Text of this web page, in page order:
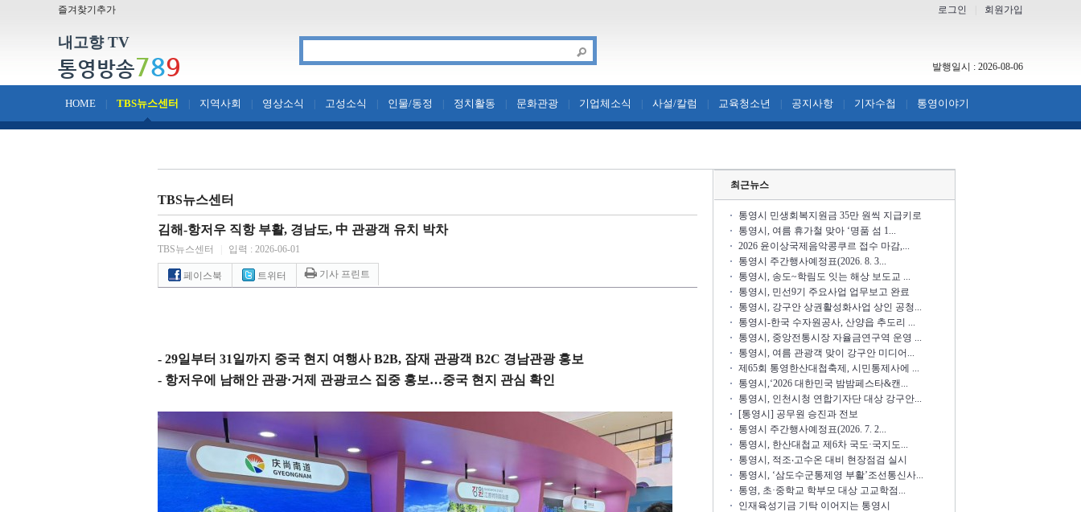
즐겨찾기추가 로그인 회원가입
내고향 TV
통영방송789 발행일시 : 2026-08-06
HOME TBS뉴스센터 지역사회 영상소식 고성소식 인물/동정 정치활동 문화관광 기업체소식 사설/칼럼 교육청소년 공지사항 기자수첩 통영이야기
TBS뉴스센터
김해-항저우 직항 부활, 경남도, 中 관광객 유치 박차
TBS뉴스센터 입력 : 2026-06-01
페이스북 트위터 기사 프린트
- 29일부터 31일까지 중국 현지 여행사B2B, 잠재 관광객 B2C 경남관광 홍보
- 항저우에 남해안 관광·거제 관광코스 집중 홍보…중국 현지 관심 확인
최근뉴스
통영시 민생회복지원금 35만 원씩 지급키로
통영시, 여름 휴가철 맞아 ‘명품 섬 1...
2026 윤이상국제음악콩쿠르 접수 마감,...
통영시 주간행사예정표(2026. 8. 3...
통영시, 송도~학림도 잇는 해상 보도교 ...
통영시, 민선9기 주요사업 업무보고 완료
통영시, 강구안 상권활성화사업 상인 공청...
통영시-한국 수자원공사, 산양읍 추도리 ...
통영시, 중앙전통시장 자율금연구역 운영 ...
통영시, 여름 관광객 맞이 강구안 미디어...
제65회 통영한산대첩축제, 시민통제사에 ...
통영시,‘2026 대한민국 밤밤페스타&캔...
통영시, 인천시청 연합기자단 대상 강구안...
[통영시] 공무원 승진과 전보
통영시 주간행사예정표(2026. 7. 2...
통영시, 한산대첩교 제6차 국도·국지도...
통영시, 적조‧고수온 대비 현장점검 실시
통영시, ‘삼도수군통제영 부활’조선통신사...
통영, 초·중학교 학부모 대상 고교학점...
인재육성기금 기탁 이어지는 통영시